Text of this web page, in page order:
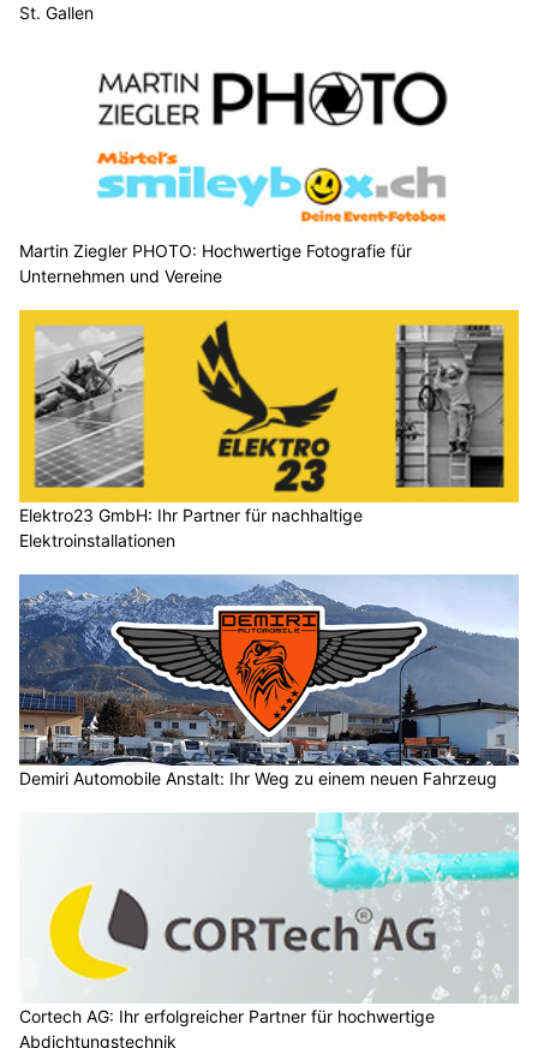
St. Gallen
Martin Ziegler PHOTO: Hochwertige Fotografie für
Unternehmen und Vereine
Elektro23 GmbH: Ihr Partner für nachhaltige
Elektroinstallationen
Demiri Automobile Anstalt: Ihr Weg zu einem neuen Fahrzeug
Cortech AG: Ihr erfolgreicher Partner für hochwertige
Abdichtungstechnik